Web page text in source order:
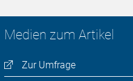
Medien zum Artikel
Zur Umfrage